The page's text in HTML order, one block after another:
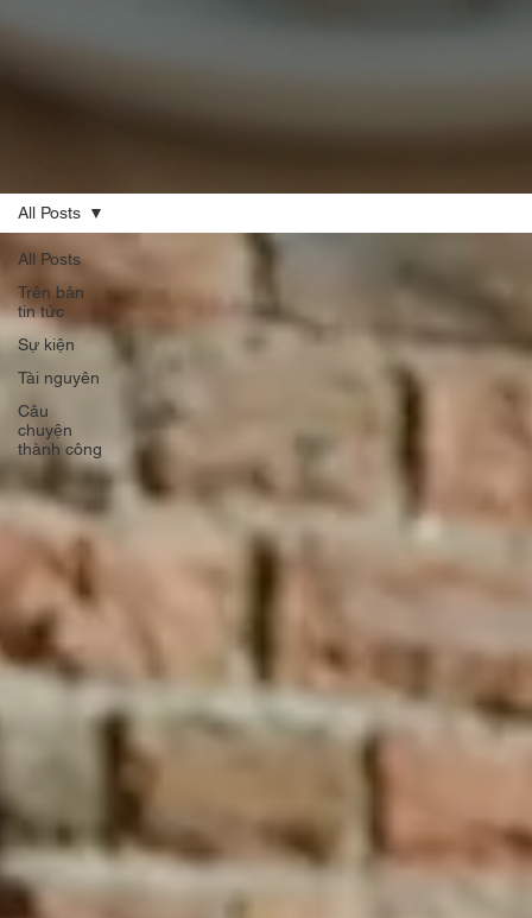
All Posts
Trên bản
tin tức
Sự kiện
Tài nguyên
Câu
chuyện
thành công
All Posts